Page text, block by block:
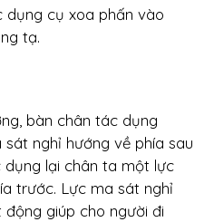
dụng cụ xoa phấn vào
tạ.
bàn chân tác dụng
nghỉ hướng về phía sau
lại chân ta một lực
trước. Lực ma sát nghỉ
giúp cho người đi